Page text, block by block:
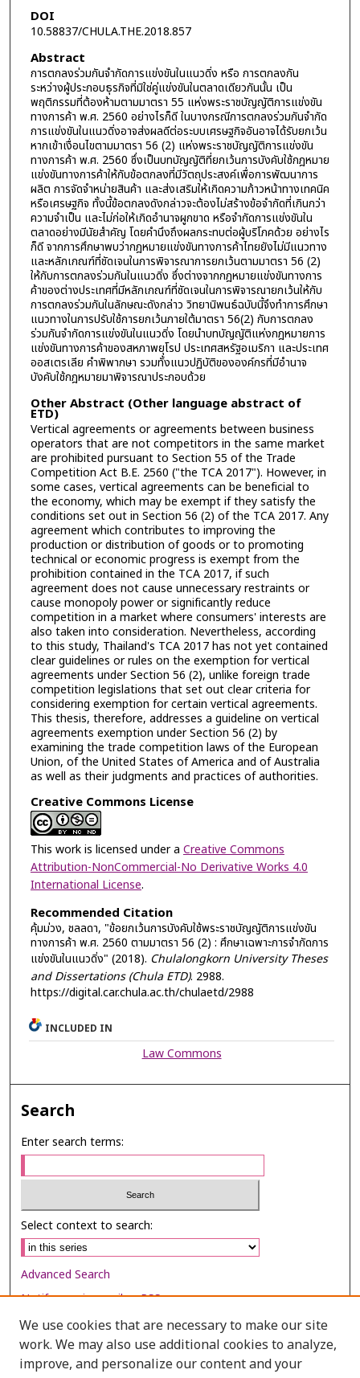
DOI
10.58837/CHULA.THE.2018.857
Abstract
การตกลงร่วมกันจำกัดการแข่งขันในแนวดิ่ง หรือ การตกลงกัน
ระหว่างผู้ประกอบธุรกิจที่มิใช่คู่แข่งขันในตลาดเดียวกันนั้น เป็น
พฤติกรรมที่ต้องห้ามตามมาตรา 55 แห่งพระราชบัญญัติการแข่งขัน
ทางการค้า พ.ศ. 2560 อย่างไรก็ดี ในบางกรณีการตกลงร่วมกันจำกัด
การแข่งขันในแนวดิ่งอาจส่งผลดีต่อระบบเศรษฐกิจอันอาจได้รับยกเว้น
หากเข้าเงื่อนไขตามมาตรา 56 (2) แห่งพระราชบัญญัติการแข่งขัน
ทางการค้า พ.ศ. 2560 ซึ่งเป็นบทบัญญัติที่ยกเว้นการบังคับใช้กฎหมาย
แข่งขันทางการค้าให้กับข้อตกลงที่มีวัตถุประสงค์เพื่อการพัฒนาการ
ผลิต การจัดจำหน่ายสินค้า และส่งเสริมให้เกิดความก้าวหน้าทางเทคนิค
หรือเศรษฐกิจ ทั้งนี้ข้อตกลงดังกล่าวจะต้องไม่สร้างข้อจำกัดที่เกินกว่า
ความจำเป็น และไม่ก่อให้เกิดอำนาจผูกขาด หรือจำกัดการแข่งขันใน
ตลาดอย่างมีนัยสำคัญ โดยคำนึงถึงผลกระทบต่อผู้บริโภคด้วย อย่างไร
ก็ดี จากการศึกษาพบว่ากฎหมายแข่งขันทางการค้าไทยยังไม่มีแนวทาง
และหลักเกณฑ์ที่ชัดเจนในการพิจารณาการยกเว้นตามมาตรา 56 (2)
ให้กับการตกลงร่วมกันในแนวดิ่ง ซึ่งต่างจากกฎหมายแข่งขันทางการ
ค้าของต่างประเทศที่มีหลักเกณฑ์ที่ชัดเจนในการพิจารณายกเว้นให้กับ
การตกลงร่วมกันในลักษณะดังกล่าว วิทยานิพนธ์ฉบับนี้จึงทำการศึกษา
แนวทางในการปรับใช้การยกเว้นภายใต้มาตรา 56(2) กับการตกลง
ร่วมกันจำกัดการแข่งขันในแนวดิ่ง โดยนำบทบัญญัติแห่งกฎหมายการ
แข่งขันทางการค้าของสหภาพยุโรป ประเทศสหรัฐอเมริกา และประเทศ
ออสเตรเลีย คำพิพากษา รวมทั้งแนวปฏิบัติขององค์กรที่มีอำนาจ
บังคับใช้กฎหมายมาพิจารณาประกอบด้วย
Other Abstract (Other language abstract of
ETD)
Vertical agreements or agreements between business
operators that are not competitors in the same market
are prohibited pursuant to Section 55 of the Trade
Competition Act B.E. 2560 ("the TCA 2017"). However, in
some cases, vertical agreements can be beneficial to
the economy, which may be exempt if they satisfy the
conditions set out in Section 56 (2) of the TCA 2017. Any
agreement which contributes to improving the
production or distribution of goods or to promoting
technical or economic progress is exempt from the
prohibition contained in the TCA 2017, if such
agreement does not cause unnecessary restraints or
cause monopoly power or significantly reduce
competition in a market where consumers' interests are
also taken into consideration. Nevertheless, according
to this study, Thailand's TCA 2017 has not yet contained
clear guidelines or rules on the exemption for vertical
agreements under Section 56 (2), unlike foreign trade
competition legislations that set out clear criteria for
considering exemption for certain vertical agreements.
This thesis, therefore, addresses a guideline on vertical
agreements exemption under Section 56 (2) by
examining the trade competition laws of the European
Union, of the United States of America and of Australia
as well as their judgments and practices of authorities.
Creative Commons License
This work is licensed under a Creative Commons
Attribution-NonCommercial-No Derivative Works 4.0
International License.
Recommended Citation
คุ้มม่วง, ชลลดา, "ข้อยกเว้นการบังคับใช้พระราชบัญญัติการแข่งขัน
ทางการค้า พ.ศ. 2560 ตามมาตรา 56 (2) : ศึกษาเฉพาะการจำกัดการ
แข่งขันในแนวดิ่ง" (2018). Chulalongkorn University Theses
and Dissertations (Chula ETD). 2988.
https://digital.car.chula.ac.th/chulaetd/2988
INCLUDED IN
Law Commons
Search
Enter search terms:
Select context to search:
Advanced Search
Notify me via email orRSS
Browse
Collections
We use cookies that are necessary to make our site
work. We may also use additional cookies to analyze,
improve, and personalize our content and your